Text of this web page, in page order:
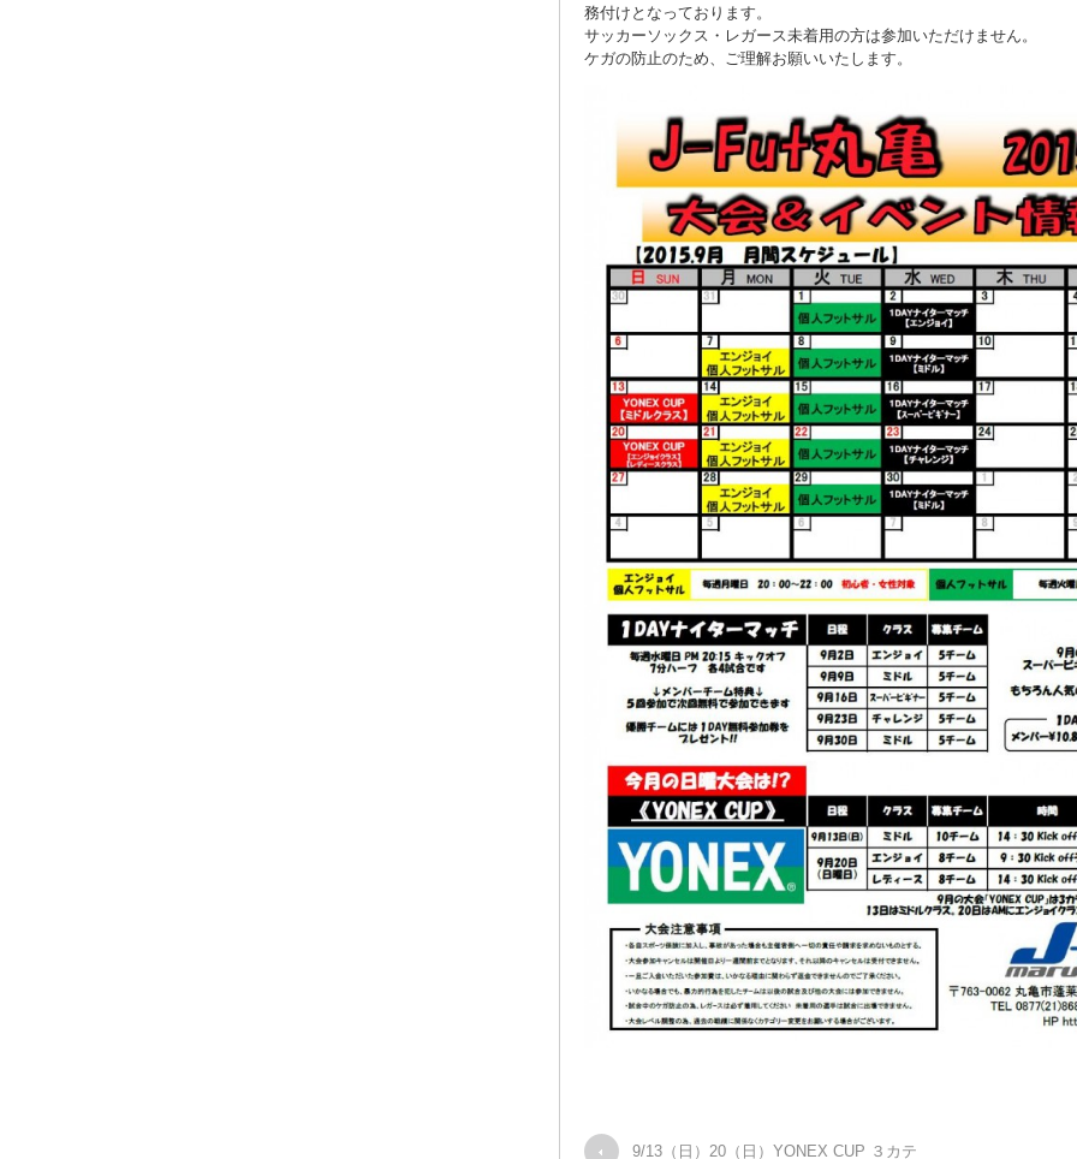
務付けとなっております。
サッカーソックス・レガース未着用の方は参加いただけません。
ケガの防止のため、ご理解お願いいたします。
9/13（日）20（日）YONEX CUP ３カテ